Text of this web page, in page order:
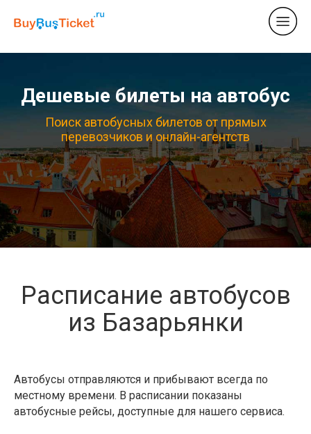
Дешевые билеты на автобус
Поиск автобусных билетов от прямых
перевозчиков и онлайн-агентств
Расписание автобусов
из Базарьянки
Автобусы отправляются и прибывают всегда по
местному времени. В расписании показаны
автобусные рейсы, доступные для нашего сервиса.